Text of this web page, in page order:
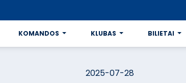
KOMANDOS KLUBAS BILIETAI
2025-07-28